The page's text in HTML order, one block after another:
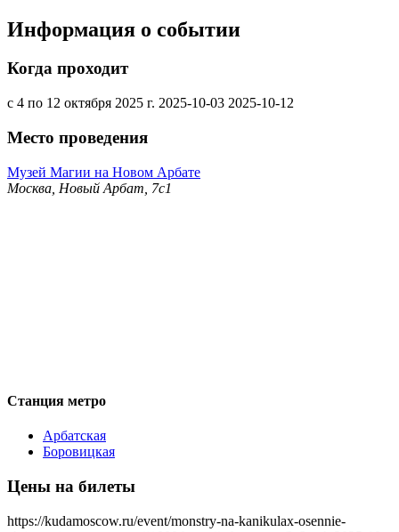
Информация о событии
Когда проходит
с 4 по 12 октября 2025 г. 2025-10-03 2025-10-12
Место проведения
Музей Магии на Новом Арбате
Москва, Новый Арбат, 7с1
Станция метро
Арбатская
Боровицкая
Цены на билеты
https://kudamoscow.ru/event/monstry-na-kanikulax-osennie-